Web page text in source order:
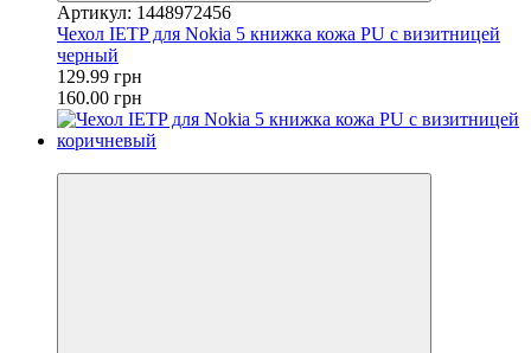
Артикул: 1448972456
Чехол IETP для Nokia 5 книжка кожа PU с визитницей
черный
129.99 грн
160.00 грн